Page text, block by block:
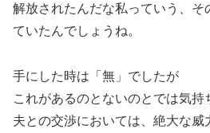
解放されたんだな私っていう、そ
ていたんでしょうね。
手にした時は「無」でしたが
これがあるのとないのとでは気持
夫との交渉においては、絶大な威